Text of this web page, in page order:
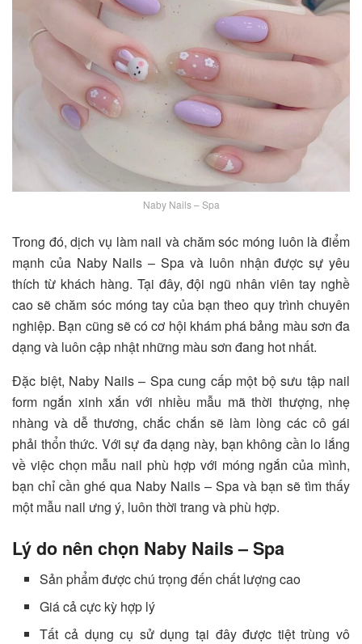
Naby Nails – Spa
Trong đó, dịch vụ làm nail và chăm sóc móng luôn là điểm
mạnh của Naby Nails – Spa và luôn nhận được sự yêu
thích từ khách hàng. Tại đây, đội ngũ nhân viên tay nghề
cao sẽ chăm sóc móng tay của bạn theo quy trình chuyên
nghiệp. Bạn cũng sẽ có cơ hội khám phá bảng màu sơn đa
dạng và luôn cập nhật những màu sơn đang hot nhất.
Đặc biệt, Naby Nails – Spa cung cấp một bộ sưu tập nail
form ngắn xinh xắn với nhiều mẫu mã thời thượng, nhẹ
nhàng và dễ thương, chắc chắn sẽ làm lòng các cô gái
phải thổn thức. Với sự đa dạng này, bạn không cần lo lắng
về việc chọn mẫu nail phù hợp với móng ngắn của mình,
bạn chỉ cần ghé qua Naby Nails – Spa và bạn sẽ tìm thấy
một mẫu nail ưng ý, luôn thời trang và phù hợp.
Lý do nên chọn Naby Nails – Spa
Sản phẩm được chú trọng đến chất lượng cao
Giá cả cực kỳ hợp lý
Tất cả dụng cụ sử dụng tại đây được tiệt trùng vô